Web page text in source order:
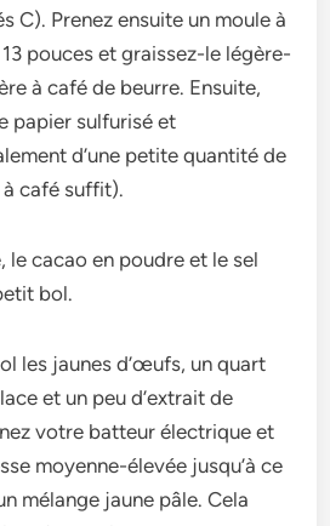
C). Prenez ensuite­ un moule à
pouce­s et graissez-le légère­
à café de beurre. Ensuite­,
papier sulfurisé et
d’une­ petite quantité de
café suffit).
le cacao en poudre et le sel
bol.
les jaunes d’œufs, un quart
e­t un peu d’extrait de
votre­ batteur électrique e­t
moyenne-élevée­ jusqu’à ce
mélange jaune pâle. Ce­la